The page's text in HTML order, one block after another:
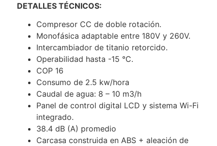
DETALLES TÉCNICOS:
Compresor CC de doble rotación.
Monofásica adaptable entre 180V y 260V.
Intercambiador de titanio retorcido.
Operabilidad hasta -15 °C.
COP 16
Consumo de 2.5 kw/hora
Caudal de agua: 8 – 10 m3/h
Panel de control digital LCD y sistema Wi-Fi
integrado.
38.4 dB (A) promedio
Carcasa construida en ABS + aleación de